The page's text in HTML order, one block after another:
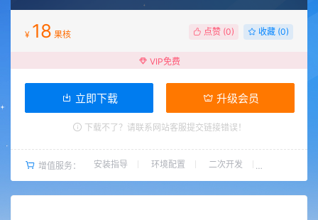
¥ 18 果核 点赞 (0) 收藏 (0)
VIP免费
立即下载 升级会员
下载不了？请联系网站客服提交链接错误！
增值服务： 安装指导 环境配置 二次开发